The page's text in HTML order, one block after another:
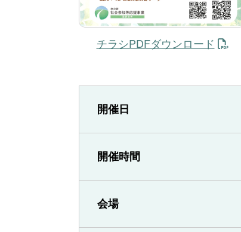
チラシPDFダウンロード
開催日
開催時間
会場